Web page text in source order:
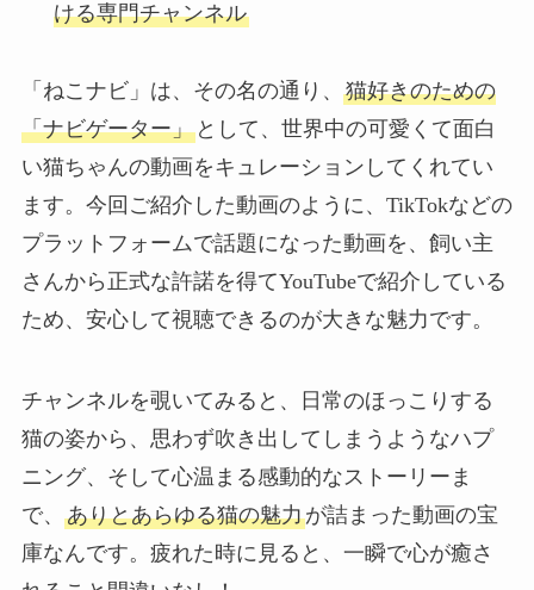
ける専門チャンネル
「ねこナビ」は、その名の通り、 猫好きのための
「ナビゲーター」として、世界中の可愛くて面白
い猫ちゃんの動画をキュレーションしてくれてい
ます。今回ご紹介した動画のように、TikTokなどの
プラットフォームで話題になった動画を、飼い主
さんから正式な許諾を得てYouTubeで紹介している
ため、安心して視聴できるのが大きな魅力です。
チャンネルを覗いてみると、日常のほっこりする
猫の姿から、思わず吹き出してしまうようなハプ
ニング、そして心温まる感動的なストーリーま
で、 ありとあらゆる猫の魅力が詰まった動画の宝
庫なんです。疲れた時に見ると、一瞬で心が癒さ